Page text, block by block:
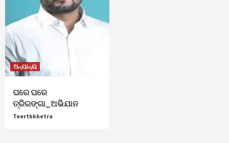
ଅନ୍ୟାନ୍ୟ
ଘରେ ଘରେ
ତ୍ରିରଙ୍ଗା_ଅଭିଯାନ
Teerthkhetra